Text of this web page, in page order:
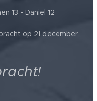
13 - Daniël 12
op 21 december